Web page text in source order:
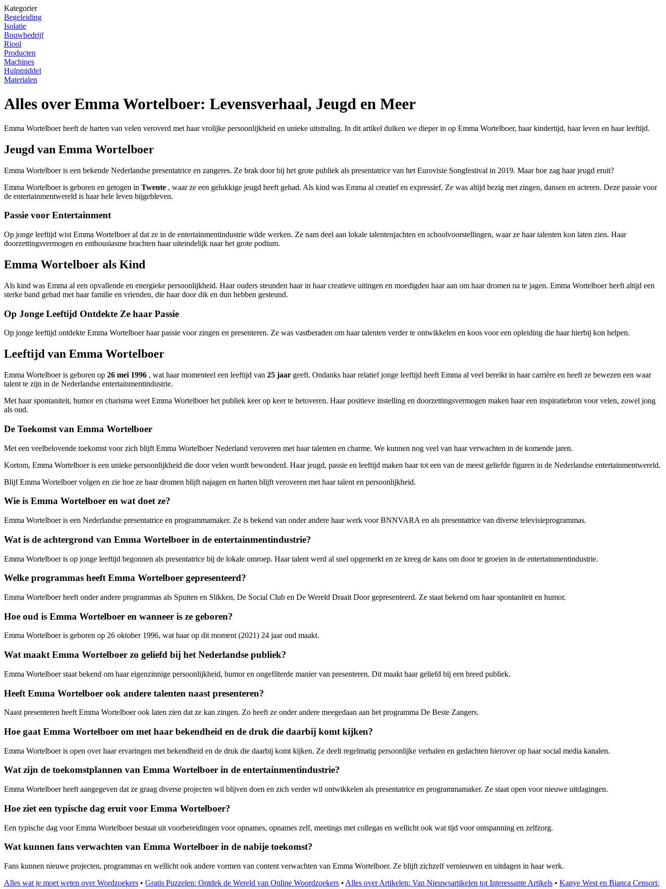
Kategorier
Begeleiding
Isolatie
Bouwbedrijf
Riool
Producten
Machines
Hulpmiddel
Materialen
Alles over Emma Wortelboer: Levensverhaal, Jeugd en Meer
Emma Wortelboer heeft de harten van velen veroverd met haar vrolijke persoonlijkheid en unieke uitstraling. In dit artikel duiken we dieper in op Emma Wortelboer, haar kindertijd, haar leven en haar leeftijd.
Jeugd van Emma Wortelboer
Emma Wortelboer is een bekende Nederlandse presentatrice en zangeres. Ze brak door bij het grote publiek als presentatrice van het Eurovisie Songfestival in 2019. Maar hoe zag haar jeugd eruit?
Emma Wortelboer is geboren en getogen in Twente , waar ze een gelukkige jeugd heeft gehad. Als kind was Emma al creatief en expressief. Ze was altijd bezig met zingen, dansen en acteren. Deze passie voor
de entertainmentwereld is haar hele leven bijgebleven.
Passie voor Entertainment
Op jonge leeftijd wist Emma Wortelboer al dat ze in de entertainmentindustrie wilde werken. Ze nam deel aan lokale talentenjachten en schoolvoorstellingen, waar ze haar talenten kon laten zien. Haar
doorzettingsvermogen en enthousiasme brachten haar uiteindelijk naar het grote podium.
Emma Wortelboer als Kind
Als kind was Emma al een opvallende en energieke persoonlijkheid. Haar ouders steunden haar in haar creatieve uitingen en moedigden haar aan om haar dromen na te jagen. Emma Wortelboer heeft altijd een
sterke band gehad met haar familie en vrienden, die haar door dik en dun hebben gesteund.
Op Jonge Leeftijd Ontdekte Ze haar Passie
Op jonge leeftijd ontdekte Emma Wortelboer haar passie voor zingen en presenteren. Ze was vastberaden om haar talenten verder te ontwikkelen en koos voor een opleiding die haar hierbij kon helpen.
Leeftijd van Emma Wortelboer
Emma Wortelboer is geboren op 26 mei 1996 , wat haar momenteel een leeftijd van 25 jaar geeft. Ondanks haar relatief jonge leeftijd heeft Emma al veel bereikt in haar carrière en heeft ze bewezen een waar
talent te zijn in de Nederlandse entertainmentindustrie.
Met haar spontaniteit, humor en charisma weet Emma Wortelboer het publiek keer op keer te betoveren. Haar positieve instelling en doorzettingsvermogen maken haar een inspiratiebron voor velen, zowel jong
als oud.
De Toekomst van Emma Wortelboer
Met een veelbelovende toekomst voor zich blijft Emma Wortelboer Nederland veroveren met haar talenten en charme. We kunnen nog veel van haar verwachten in de komende jaren.
Kortom, Emma Wortelboer is een unieke persoonlijkheid die door velen wordt bewonderd. Haar jeugd, passie en leeftijd maken haar tot een van de meest geliefde figuren in de Nederlandse entertainmentwereld.
Blijf Emma Wortelboer volgen en zie hoe ze haar dromen blijft najagen en harten blijft veroveren met haar talent en persoonlijkheid.
Wie is Emma Wortelboer en wat doet ze?
Emma Wortelboer is een Nederlandse presentatrice en programmamaker. Ze is bekend van onder andere haar werk voor BNNVARA en als presentatrice van diverse televisieprogrammas.
Wat is de achtergrond van Emma Wortelboer in de entertainmentindustrie?
Emma Wortelboer is op jonge leeftijd begonnen als presentatrice bij de lokale omroep. Haar talent werd al snel opgemerkt en ze kreeg de kans om door te groeien in de entertainmentindustrie.
Welke programmas heeft Emma Wortelboer gepresenteerd?
Emma Wortelboer heeft onder andere programmas als Spuiten en Slikken, De Social Club en De Wereld Draait Door gepresenteerd. Ze staat bekend om haar spontaniteit en humor.
Hoe oud is Emma Wortelboer en wanneer is ze geboren?
Emma Wortelboer is geboren op 26 oktober 1996, wat haar op dit moment (2021) 24 jaar oud maakt.
Wat maakt Emma Wortelboer zo geliefd bij het Nederlandse publiek?
Emma Wortelboer staat bekend om haar eigenzinnige persoonlijkheid, humor en ongefilterde manier van presenteren. Dit maakt haar geliefd bij een breed publiek.
Heeft Emma Wortelboer ook andere talenten naast presenteren?
Naast presenteren heeft Emma Wortelboer ook laten zien dat ze kan zingen. Zo heeft ze onder andere meegedaan aan het programma De Beste Zangers.
Hoe gaat Emma Wortelboer om met haar bekendheid en de druk die daarbij komt kijken?
Emma Wortelboer is open over haar ervaringen met bekendheid en de druk die daarbij komt kijken. Ze deelt regelmatig persoonlijke verhalen en gedachten hierover op haar social media kanalen.
Wat zijn de toekomstplannen van Emma Wortelboer in de entertainmentindustrie?
Emma Wortelboer heeft aangegeven dat ze graag diverse projecten wil blijven doen en zich verder wil ontwikkelen als presentatrice en programmamaker. Ze staat open voor nieuwe uitdagingen.
Hoe ziet een typische dag eruit voor Emma Wortelboer?
Een typische dag voor Emma Wortelboer bestaat uit voorbereidingen voor opnames, opnames zelf, meetings met collegas en wellicht ook wat tijd voor ontspanning en zelfzorg.
Wat kunnen fans verwachten van Emma Wortelboer in de nabije toekomst?
Fans kunnen nieuwe projecten, programmas en wellicht ook andere vormen van content verwachten van Emma Wortelboer. Ze blijft zichzelf vernieuwen en uitdagen in haar werk.
Alles wat je moet weten over Wordzoekers • Gratis Puzzelen: Ontdek de Wereld van Online Woordzoekers • Alles over Artikelen: Van Nieuwsartikelen tot Interessante Artikels • Kanye West en Bianca Censori: